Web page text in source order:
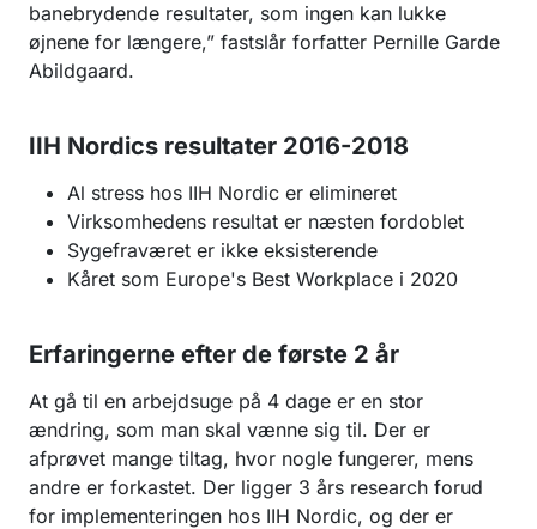
banebrydende resultater, som ingen kan lukke
øjnene for længere,” fastslår forfatter Pernille Garde
Abildgaard.
IIH Nordics resultater 2016-2018
Al stress hos IIH Nordic er elimineret
Virksomhedens resultat er næsten fordoblet
Sygefraværet er ikke eksisterende
Kåret som Europe's Best Workplace i 2020
Erfaringerne efter de første 2 år
At gå til en arbejdsuge på 4 dage er en stor
ændring, som man skal vænne sig til. Der er
afprøvet mange tiltag, hvor nogle fungerer, mens
andre er forkastet. Der ligger 3 års research forud
for implementeringen hos IIH Nordic, og der er